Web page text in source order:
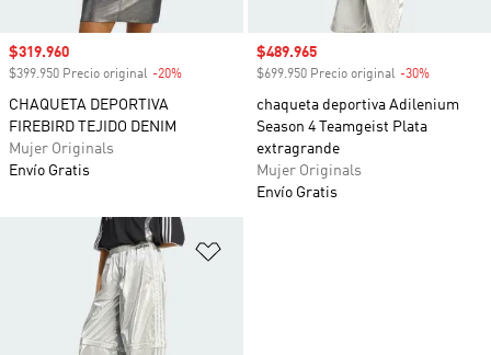
Precio de venta
$319.960
$399.950 Precio original -20%
CHAQUETA DEPORTIVA
FIREBIRD TEJIDO DENIM
Mujer Originals
Envío Gratis
Precio de venta
$489.965
$699.950 Precio original -30%
chaqueta deportiva Adilenium
Season 4 Teamgeist Plata
extragrande
Mujer Originals
Envío Gratis